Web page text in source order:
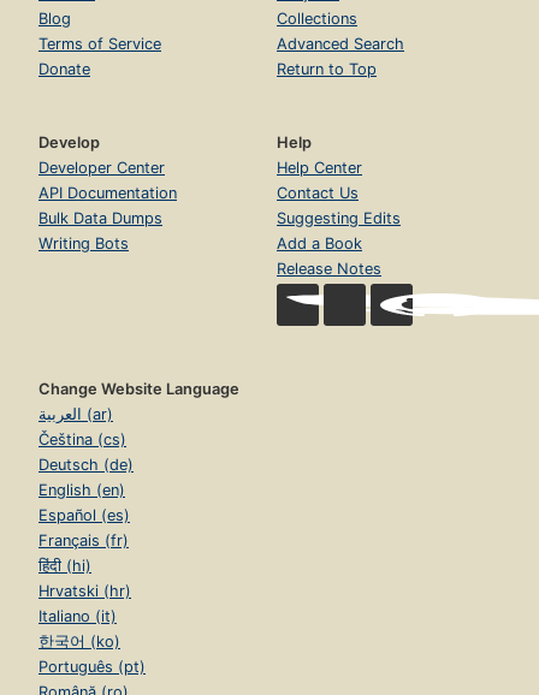
Blog
Terms of Service
Donate
Collections
Advanced Search
Return to Top
Develop
Developer Center
API Documentation
Bulk Data Dumps
Writing Bots
Help
Help Center
Contact Us
Suggesting Edits
Add a Book
Release Notes
Change Website Language
العربية (ar)
Čeština (cs)
Deutsch (de)
English (en)
Español (es)
Français (fr)
हिंदी (hi)
Hrvatski (hr)
Italiano (it)
한국어 (ko)
Português (pt)